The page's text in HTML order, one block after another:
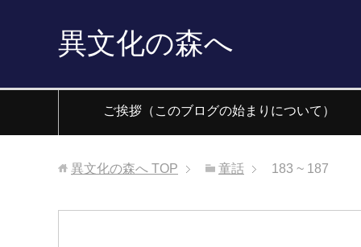
異文化の森へ
ご挨拶（このブログの始まりについて）
異文化の森へ TOP 童話 183 ~ 187